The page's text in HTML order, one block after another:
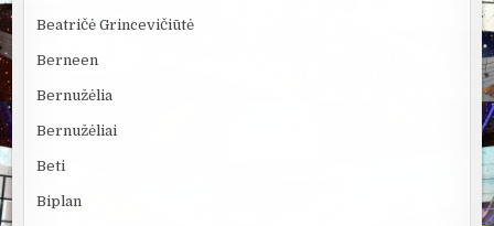
Beatričė Grincevičiūtė
Berneen
Bernužėlia
Bernužėliai
Beti
Biplan